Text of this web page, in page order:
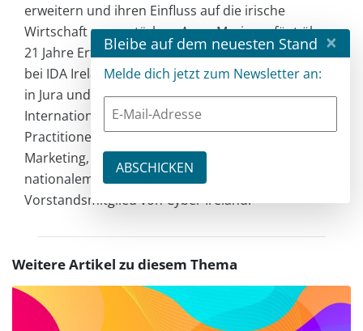
erweitern und ihren Einfluss auf die irische
Wirtschaft zu verstärken. Anne-Marie verfügt über
21 Jahre Erfahrung im globalen Investitionsumfeld
bei IDA Ireland und hat einen Bachelor-Abschluss
in Jura und einen Master-Abschluss in
Internationalem Marketing. Sie ist Associate
Practitioner der European Chartered Institute of
Marketing, Vorstandsmitglied von CeADAR, Irlands
nationalem Zentrum für angewandte KI, und
Vorstandsmitglied von Cyber Ireland.
Weitere Artikel zu diesem Thema
Bleibe auf dem neuesten Stand ×
Melde dich jetzt zum Newsletter an: